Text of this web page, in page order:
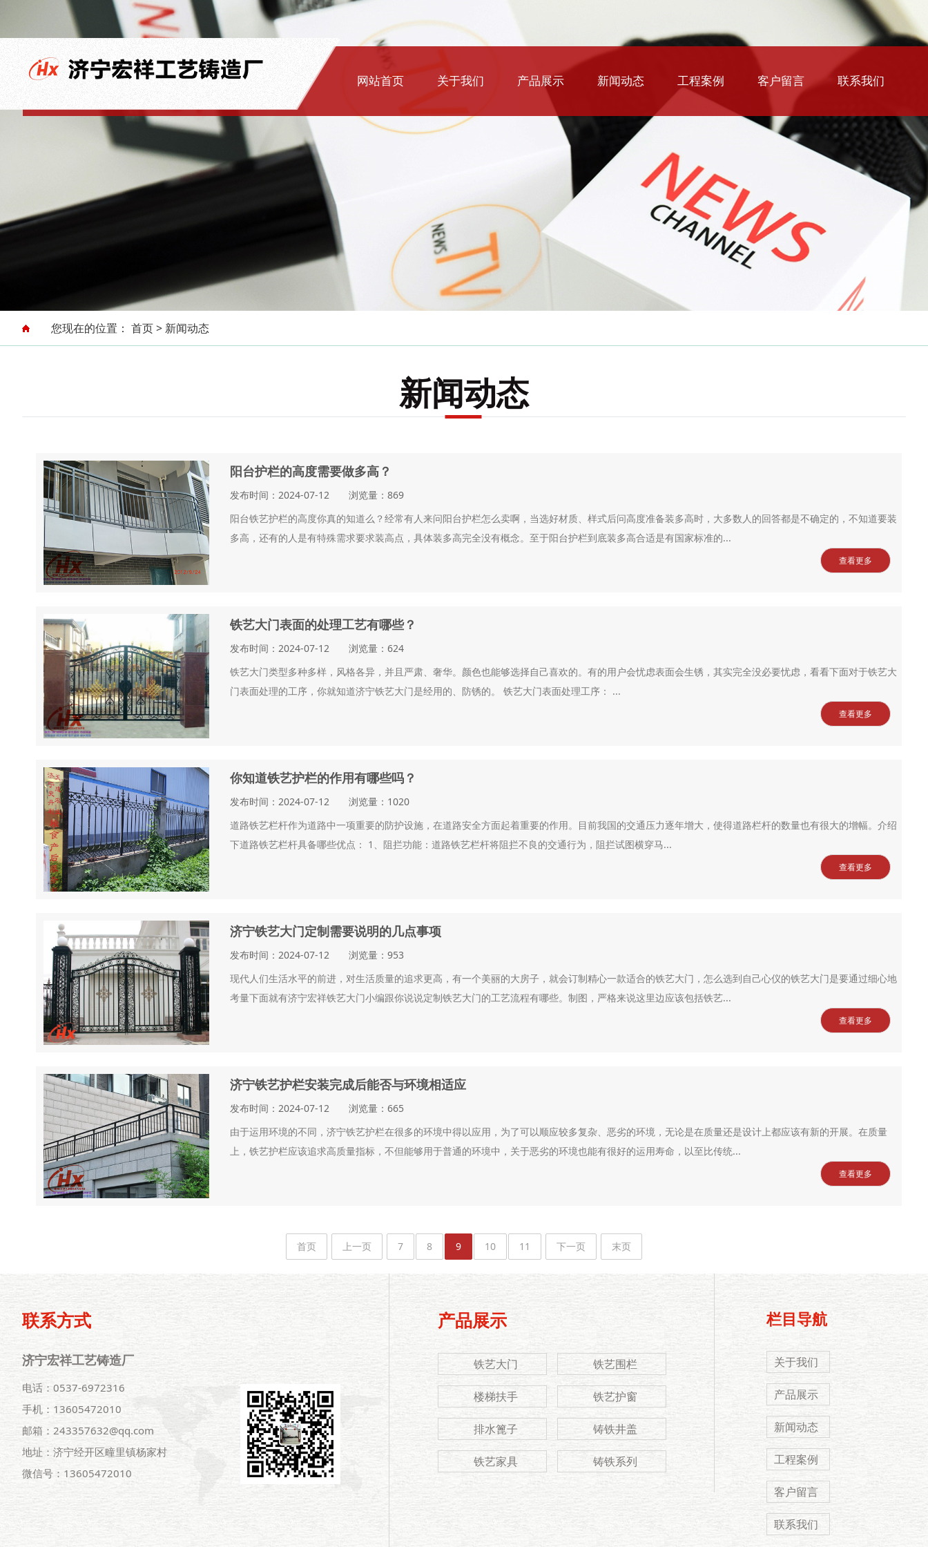
网站首页 关于我们 产品展示
铁艺大门
铁艺护窗
排水篦子
铸铁井盖
新闻动态 工程案例 客户留言 联系我们
您现在的位置： 首页> 新闻动态
新闻动态
阳台护栏的高度需要做多高？
发布时间：2024-07-12 浏览量：869
阳台铁艺护栏的高度你真的知道么？经常有人来问阳台护栏怎么卖啊，当选好材质、样式后问高度准备装多高时，大多数人的回答都是不确定的，不知道要装
多高，还有的人是有特殊需求要求装高点，具体装多高完全没有概念。至于阳台护栏到底装多高合适是有国家标准的...
查看更多
铁艺大门表面的处理工艺有哪些？
发布时间：2024-07-12 浏览量：624
铁艺大门类型多种多样，风格各异，并且严肃、奢华。颜色也能够选择自己喜欢的。有的用户会忧虑表面会生锈，其实完全没必要忧虑，看看下面对于铁艺大
门表面处理的工序，你就知道济宁铁艺大门是经用的、防锈的。 铁艺大门表面处理工序： ...
查看更多
你知道铁艺护栏的作用有哪些吗？
发布时间：2024-07-12 浏览量：1020
道路铁艺栏杆作为道路中一项重要的防护设施，在道路安全方面起着重要的作用。目前我国的交通压力逐年增大，使得道路栏杆的数量也有很大的增幅。介绍
下道路铁艺栏杆具备哪些优点： 1、阻拦功能：道路铁艺栏杆将阻拦不良的交通行为，阻拦试图横穿马...
查看更多
济宁铁艺大门定制需要说明的几点事项
发布时间：2024-07-12 浏览量：953
现代人们生活水平的前进，对生活质量的追求更高，有一个美丽的大房子，就会订制精心一款适合的铁艺大门，怎么选到自己心仪的铁艺大门是要通过细心地
考量下面就有济宁宏祥铁艺大门小编跟你说说定制铁艺大门的工艺流程有哪些。制图，严格来说这里边应该包括铁艺...
查看更多
济宁铁艺护栏安装完成后能否与环境相适应
发布时间：2024-07-12 浏览量：665
由于运用环境的不同，济宁铁艺护栏在很多的环境中得以应用，为了可以顺应较多复杂、恶劣的环境，无论是在质量还是设计上都应该有新的开展。在质量
上，铁艺护栏应该追求高质量指标，不但能够用于普通的环境中，关于恶劣的环境也能有很好的运用寿命，以至比传统...
查看更多
首页 上一页 7 8 9 10 11 下一页 末页
联系方式
济宁宏祥工艺铸造厂
电话：0537-6972316
手机：13605472010
邮箱：243357632@qq.com
地址：济宁经开区疃里镇杨家村
微信号：13605472010
产品展示
铁艺大门 铁艺围栏
楼梯扶手 铁艺护窗
排水篦子 铸铁井盖
铁艺家具 铸铁系列
栏目导航
关于我们
产品展示
新闻动态
工程案例
客户留言
联系我们